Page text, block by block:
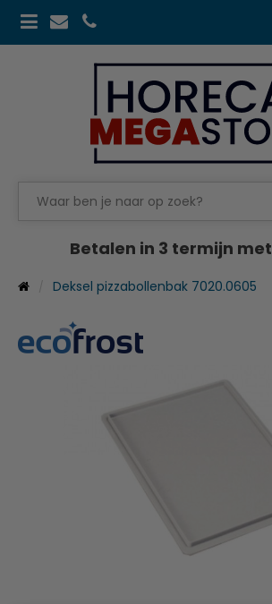
Betalen in 3 termijn met
Deksel pizzabollenbak 7020.0605